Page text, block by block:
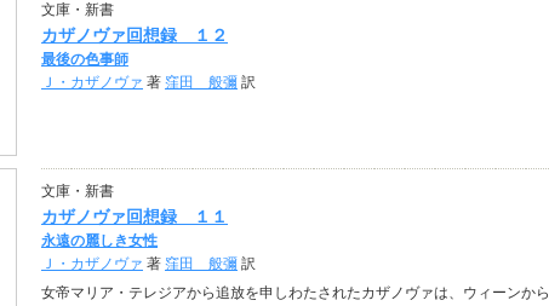
文庫・新書
カザノヴァ回想録 １２
最後の色事師
Ｊ・カザノヴァ 著 窪田 般彌 訳
文庫・新書
カザノヴァ回想録 １１
永遠の麗しき女性
Ｊ・カザノヴァ 著 窪田 般彌 訳
女帝マリア・テレジアから追放を申しわたされたカザノヴァは、ウィーンから